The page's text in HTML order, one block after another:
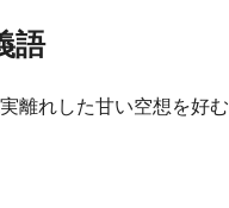
語
離れした甘い空想を好む